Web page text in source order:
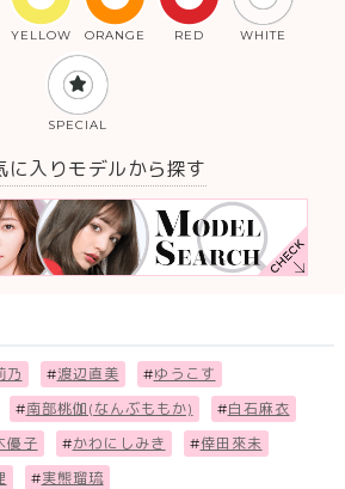
YELLOW ORANGE RED WHITE
SPECIAL
に入りモデルから探す
乃 #渡辺直美 #ゆうこす
#南部桃伽(なんぶももか) #白石麻衣
優子 #かわにしみき #倖田來未
#実熊瑠琉